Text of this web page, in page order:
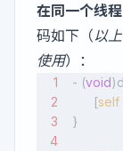
在同一个线程
码如下（以
使用）：
- (void
		[
self
}